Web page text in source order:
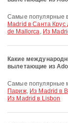
Самые популярные
Madrid в Санта
de Mallorca, Из
Какие
вылетающие из
Самые
Париж, Из Madrid в
Из Madrid в Lisbon